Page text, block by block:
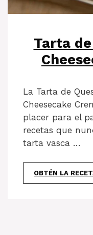
Tarta
La Tarta de
Cheesecake
placer para el
recetas que
tarta vasca …
OBTÉN LA